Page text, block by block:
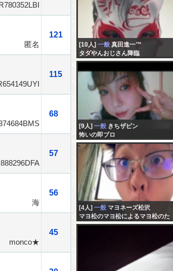
121
匿名
115
68
57
56
海
45
monco★
[10人] 一般 真田進一™️
タダやんおじさん降臨
[9人] 一般 きちザピン
怖いの即ブロ
[4人] 一般 マヨネーズ松沢
マヨ松のマヨ松によるマヨ松のた
めの配信